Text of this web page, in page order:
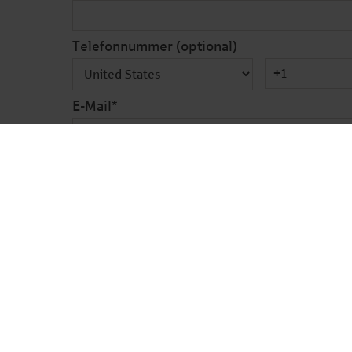
Telefonnummer (optional)
E-Mail *